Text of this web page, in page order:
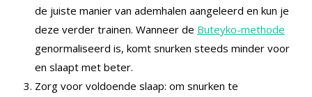
de juiste manier van ademhalen aangeleerd en kun je
deze verder trainen. Wanneer de Buteyko-methode
genormaliseerd is, komt snurken steeds minder voor
en slaapt met beter.
Zorg voor voldoende slaap: om snurken te